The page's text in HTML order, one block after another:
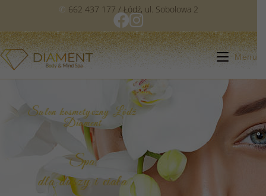
✆ 662 437 177 / Łódź, ul. Sobolowa 2
Menu
Salon kosmetyczny Łódź
Diament
Spa
dla duszy i ciała